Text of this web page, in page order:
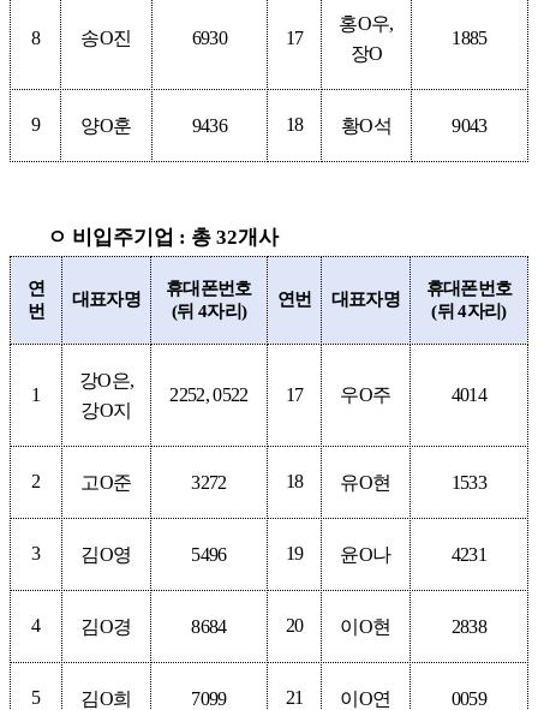
8 송O진 6930 17
홍O우,
장O
1885
9 양O훈 9436 18 황O석 9043
ㅇ 비입주기업 : 총32개사
연
번
대표자명
휴대폰번호
(뒤 4자리)
연번 대표자명
휴대폰번호
(뒤4자리)
1
강O은,
강O지
2252, 0522 17 우O주 4014
2 고O준 3272 18 유O현 1533
3 김O영 5496 19 윤O나 4231
4 김O경 8684 20 이 O현 2838
5 김O희 7099 21 이 O연 0059